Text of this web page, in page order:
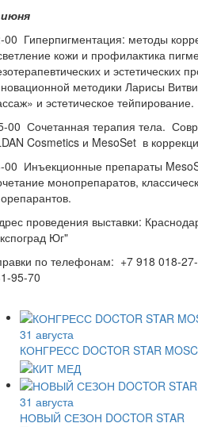
00 Гиперпигментация: методы
кожи и профилактика
и эстетических
методики Ларисы
и эстетическое тейпирование.
00 Сочетанная терапия тела.
Cosmetics и MesoSet в
00 Инъекционные препараты
монопрепаратов,
проведения выставки:
Юг"
по телефонам: +7 918 018-
95-70
31 августа
КОНГРЕСС DOCTOR STAR
31 августа
НОВЫЙ СЕЗОН DOCTOR STAR